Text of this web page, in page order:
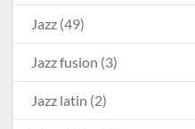
Jazz (49)
Jazz fusion (3)
Jazz latin (2)